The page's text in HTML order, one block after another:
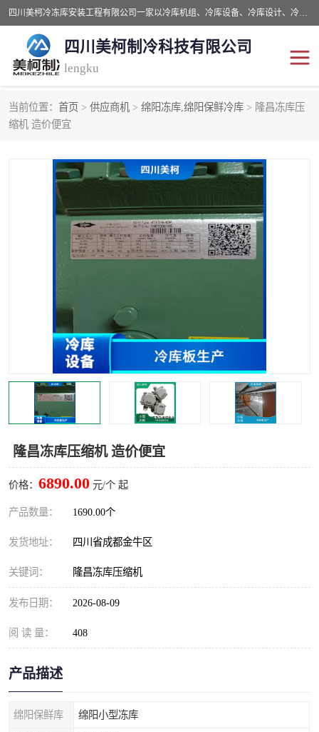
四川美柯冷冻库安装工程有限公司一家以冷库机组、冷库设备、冷库设计、冷冻库设备销售、冷库安装、冻库安装价格及技术服务为一体的综合企业，咨询热线：同等设备材料优惠10% 。公司各种类型安装组合式冷库、冷冻库、冷藏库、气调保鲜库、并提供成套设备供应、安装与调试、维护与维修、技术咨询、操作维修人员技术培训等
四川美柯制冷科技有限公司
lengku
当前位置： 首页 > 供应商机 > 绵阳冻库,绵阳保鲜冷库 > 隆昌冻库压
缩机 造价便宜
隆昌冻库压缩机 造价便宜
价格： 6890.00 元/个 起
产品数量： 1690.00个
发货地址： 四川省成都金牛区
关键词： 隆昌冻库压缩机
发布日期： 2026-08-09
阅 读 量： 408
产品描述
绵阳保鲜库 绵阳小型冻库
冷库安装，冷库价格
成都冻库，成都冻库价格 绵阳冻库,绵阳保鲜冷库
德阳冻库安装，德阳冷库
价
南充冻库设计,南充冻库安 遂宁冻库
资阳冻库，资阳冻库安装 泸州冻库，泸州冷库
雅安冷库,雅安冻库 攀枝花冻库
烘干冷链 冻库安装，小型冻库造价
内江冷库，内江冻库 宜宾冷库，宜宾冻库设备